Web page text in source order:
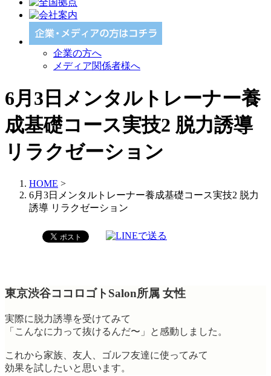
企業の方へ
メディア関係者様へ
6月3日メンタルトレーナー養
成基礎コース実技2 脱力誘導
リラクゼーション
HOME >
6月3日メンタルトレーナー養成基礎コース実技2 脱力
誘導 リラクゼーション
東京渋谷ココロゴトSalon所属 女性
実際に脱力誘導を受けてみて
「こんなに力って抜けるんだ〜」と感動しました。
これから家族、友人、ゴルフ友達に使ってみて
効果を試したいと思います。